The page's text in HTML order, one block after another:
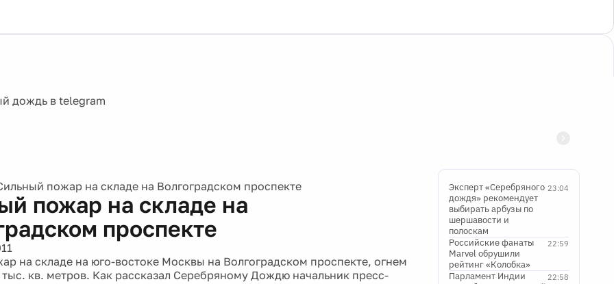
пожар на складе на Волгоградском проспекте
пожар на складе на
проспекте
на складе на юго-востоке Москвы на Волгоградском проспекте, огнем
тыс. кв. метров. Как рассказал Серебряному Дождю начальник пресс-
23:04
Эксперт «Серебряного
дождя» рекомендует
выбирать арбузы по
шершавости и
полоскам
22:59
Российские фанаты
Marvel обрушили
рейтинг «Колобка»
22:58
Парламент Индии